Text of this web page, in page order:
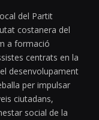
del Partit
costanera del
a formació
centrats en la
desenvolupament
per impulsar
ciutadans,
social de la